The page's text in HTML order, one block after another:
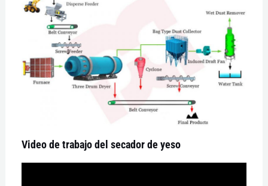
Video de trabajo del secador de yeso